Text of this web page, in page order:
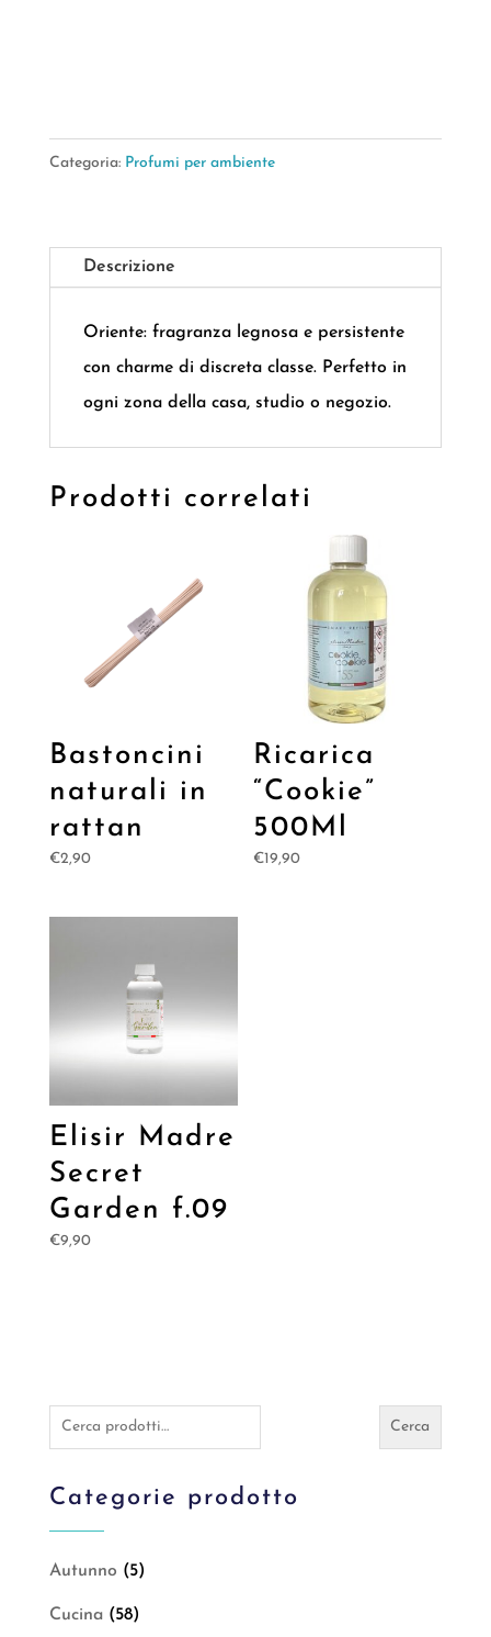
Categoria: Profumi per ambiente
Descrizione
Oriente: fragranza legnosa e persistente
con charme di discreta classe. Perfetto in
ogni zona della casa, studio o negozio.
Prodotti correlati
Bastoncini
naturali in
rattan
€2,90
Ricarica
“Cookie”
500Ml
€19,90
Elisir Madre
Secret
Garden f.09
€9,90
Cerca: Cerca
Categorie prodotto
Autunno (5)
Cucina (58)